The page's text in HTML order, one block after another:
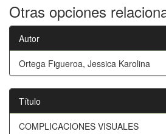
Otras opciones
Autor
Ortega Figueroa, Jessica Karolina
Título
COMPLICACIONES VISUALES